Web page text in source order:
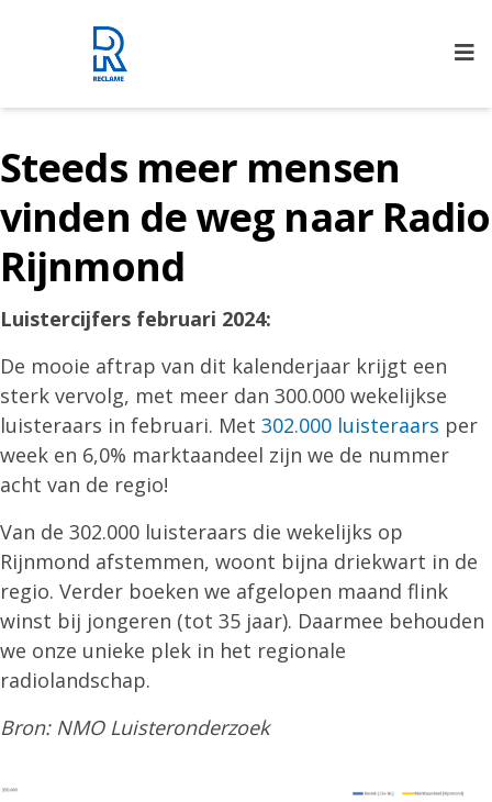
Rijnmond Reclame
Steeds meer mensen
vinden de weg naar Radio
Rijnmond
Luistercijfers februari 2024:
De mooie aftrap van dit kalenderjaar krijgt een
sterk vervolg, met meer dan 300.000 wekelijkse
luisteraars in februari. Met 302.000 luisteraars per
week en 6,0% marktaandeel zijn we de nummer
acht van de regio!
Van de 302.000 luisteraars die wekelijks op
Rijnmond afstemmen, woont bijna driekwart in de
regio. Verder boeken we afgelopen maand flink
winst bij jongeren (tot 35 jaar). Daarmee behouden
we onze unieke plek in het regionale
radiolandschap.
Bron: NMO Luisteronderzoek